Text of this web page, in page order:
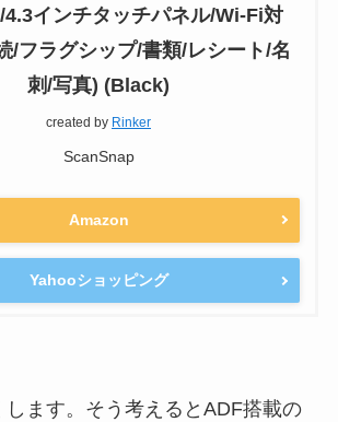
インチタッチパネル/Wi-Fi対
/フラグシップ/書類/レシート/名
刺/写真) (Black)
created by Rinker
ScanSnap
Amazon
Yahooショッピング
します。そう考えるとADF搭載の